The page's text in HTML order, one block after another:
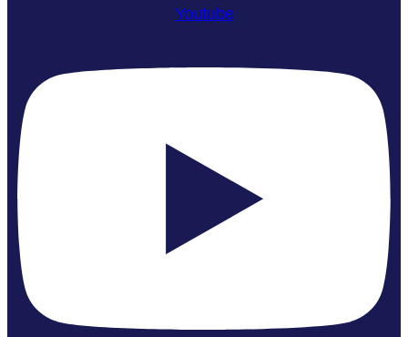
Youtube